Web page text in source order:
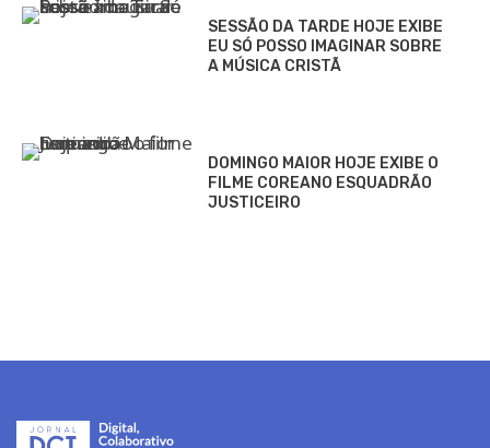
SESSÃO DA TARDE HOJE EXIBE
EU SÓ POSSO IMAGINAR SOBRE
A MÚSICA CRISTÃ
DOMINGO MAIOR HOJE EXIBE O
FILME COREANO ESQUADRÃO
JUSTICEIRO